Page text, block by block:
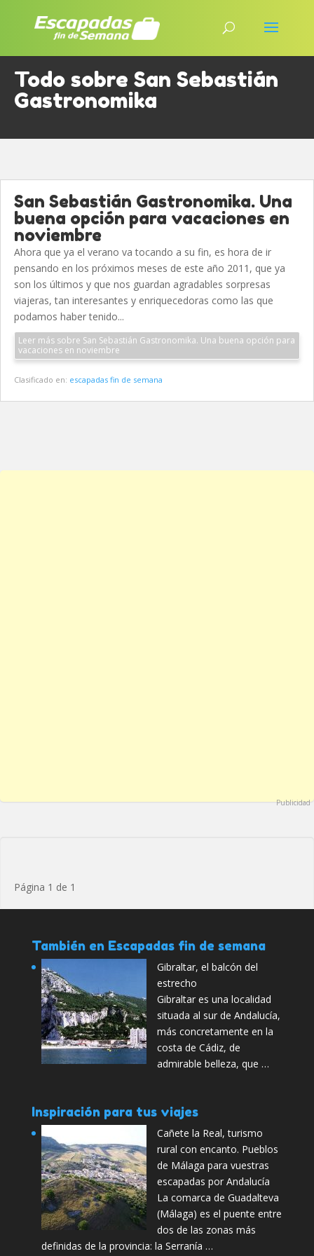
Todo sobre San Sebastián
Gastronomika
San Sebastián Gastronomika. Una
buena opción para vacaciones en
noviembre
Ahora que ya el verano va tocando a su fin, es hora de ir
pensando en los próximos meses de este año 2011, que ya
son los últimos y que nos guardan agradables sorpresas
viajeras, tan interesantes y enriquecedoras como las que
podamos haber tenido...
Leer más sobre San Sebastián Gastronomika. Una buena opción para
vacaciones en noviembre
Clasificado en: escapadas fin de semana
Publicidad
Página 1 de 1
También en Escapadas fin de semana
Gibraltar, el balcón del
estrecho
Gibraltar es una localidad
situada al sur de Andalucía,
más concretamente en la
costa de Cádiz, de
admirable belleza, que …
Inspiración para tus viajes
Cañete la Real, turismo
rural con encanto. Pueblos
de Málaga para vuestras
escapadas por Andalucía
La comarca de Guadalteva
(Málaga) es el puente entre
dos de las zonas más
definidas de la provincia: la Serranía …